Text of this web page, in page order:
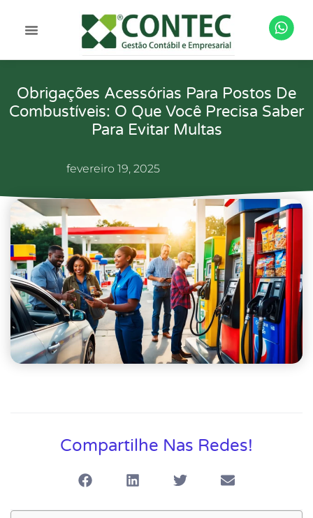
Obrigações Acessórias Para Postos De
Combustíveis: O Que Você Precisa Saber
Para Evitar Multas
fevereiro 19, 2025
Compartilhe Nas Redes!